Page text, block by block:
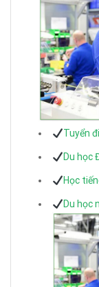
Tuyển
Du học
Học
Du học